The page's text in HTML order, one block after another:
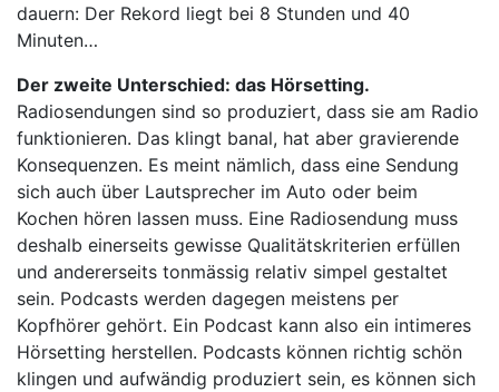
dauern: Der Rekord liegt bei 8 Stunden und 40
Minuten…
Der zweite Unterschied: das Hörsetting.
Radiosendungen sind so produziert, dass sie am Radio
funktionieren. Das klingt banal, hat aber gravierende
Konsequenzen. Es meint nämlich, dass eine Sendung
sich auch über Lautsprecher im Auto oder beim
Kochen hören lassen muss. Eine Radiosendung muss
deshalb einerseits gewisse Qualitätskriterien erfüllen
und andererseits tonmässig relativ simpel gestaltet
sein. Podcasts werden dagegen meistens per
Kopfhörer gehört. Ein Podcast kann also ein intimeres
Hörsetting herstellen. Podcasts können richtig schön
klingen und aufwändig produziert sein, es können sich